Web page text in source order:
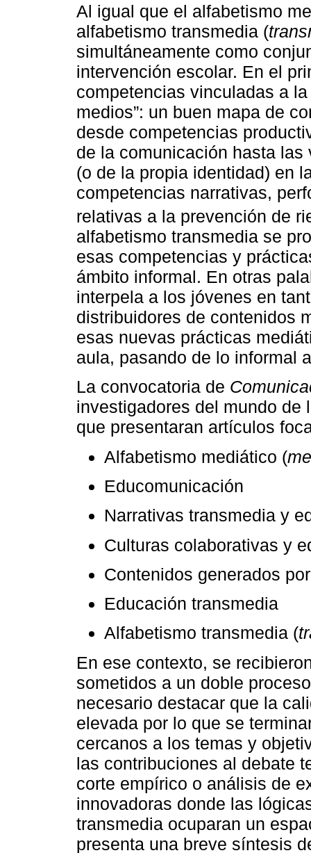
Al igual que el alfabetismo
alfabetismo transmedia (
simultáneamente como
intervención escolar. En el
competencias vinculadas a
medios”: un buen mapa de
desde competencias
de la comunicación hasta
(o de la propia identidad) en
competencias narrativas,
relativas a la prevención de
alfabetismo transmedia se
esas competencias y
ámbito informal. En otras
interpela a los jóvenes en
distribuidores de contenidos
esas nuevas prácticas
aula, pasando de lo informal
La convocatoria de
investigadores del mundo de
que presentaran artículos
Alfabetismo mediático (
Educomunicación
Narrativas transmedia y
Culturas colaborativas y
Contenidos generados
Educación transmedia
Alfabetismo transmedia (
En ese contexto, se
sometidos a un doble
necesario destacar que la
elevada por lo que se
cercanos a los temas y
las contribuciones al debate
corte empírico o análisis de
innovadoras donde las
transmedia ocuparan un
presenta una breve síntesis